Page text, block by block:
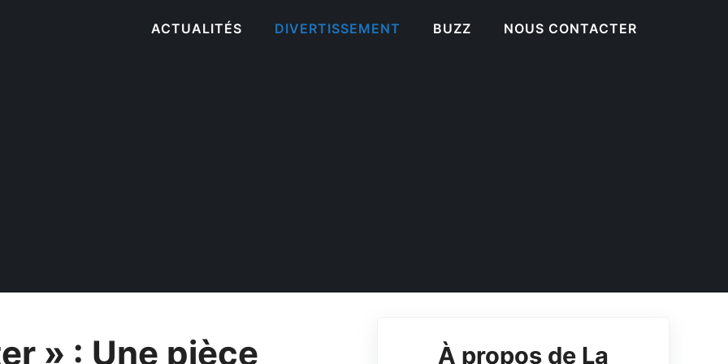
ACTUALITÉS DIVERTISSEMENT BUZZ NOUS CONTACTER
» : Une pièce
À propos de La